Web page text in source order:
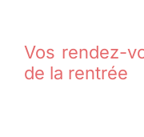
Vos rendez-
de la rentrée